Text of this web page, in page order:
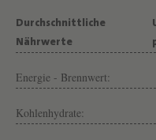
Durchschnittliche
Nährwerte
Energie - Brennwert:
Kohlenhydrate: